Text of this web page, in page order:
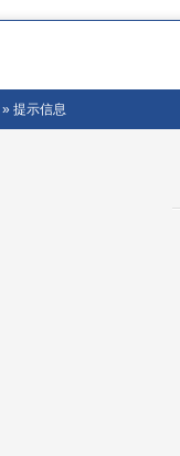
» 提示信息